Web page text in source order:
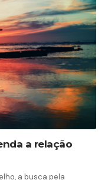
a relação
a busca pela